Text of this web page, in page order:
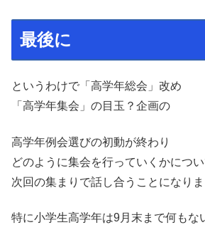
最後に
というわけで「高学年総会」改め
「高学年集会」の目玉？企画の
高学年例会選びの初動が終わり
どのように集会を行っていくかにつ
次回の集まりで話し合うことになりま
特に小学生高学年は9月末まで何もな